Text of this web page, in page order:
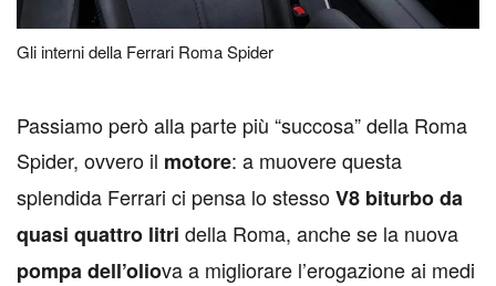
Gli interni della Ferrari Roma Spider
Passiamo però alla parte più “succosa” della Roma
Spider, ovvero il motore: a muovere questa
splendida Ferrari ci pensa lo stessoV8 biturbo da
quasi quattro litri della Roma, anche se la nuova
pompa dell’oliova a migliorare l’erogazione ai medi